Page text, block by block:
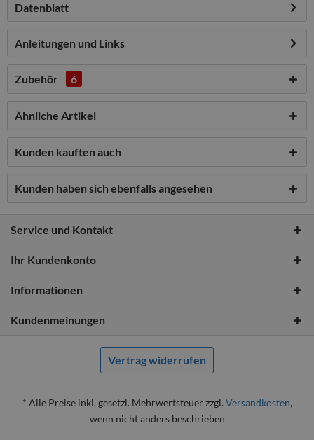
Datenblatt
Anleitungen und Links
Zubehör 6
Ähnliche Artikel
Kunden kauften auch
Kunden haben sich ebenfalls angesehen
Service und Kontakt
Ihr Kundenkonto
Informationen
Kundenmeinungen
Vertrag widerrufen
* Alle Preise inkl. gesetzl. Mehrwertsteuer zzgl. Versandkosten,
wenn nicht anders beschrieben